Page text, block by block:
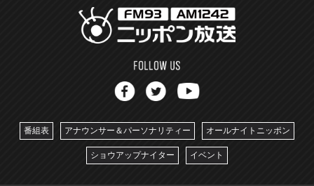
番組表 アナウンサー＆パーソナリティー オールナイトニッポン
ショウアップナイター イベント